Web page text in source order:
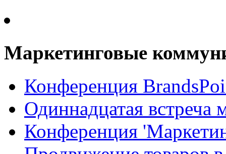
Маркетинговые
Конференция
Одиннадцатая
Конференция